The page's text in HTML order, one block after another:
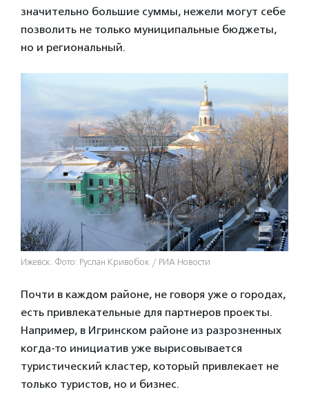
значительно большие суммы, нежели могут себе
позволить не только муниципальные бюджеты,
но и региональный.
Ижевск. Фото: Руслан Кривобок / РИА Новости
Почти в каждом районе, не говоря уже о городах,
есть привлекательные для партнеров проекты.
Например, в Игринском районе из разрозненных
когда-то инициатив уже вырисовывается
туристический кластер, который привлекает не
только туристов, но и бизнес.